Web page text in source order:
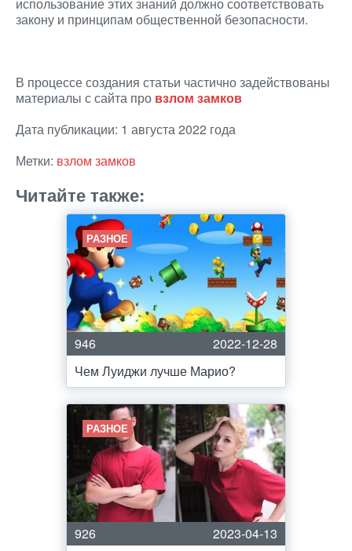
закону и принципам общественной безопасности.
В процессе создания статьи частично задействованы
материалы с сайта про взлом замков
Дата публикации: 1 августа 2022 года
Метки: взлом замков
Читайте также:
РАЗНОЕ
946
2022-12-28
Чем Луиджи лучше Марио?
РАЗНОЕ
926
2023-04-13